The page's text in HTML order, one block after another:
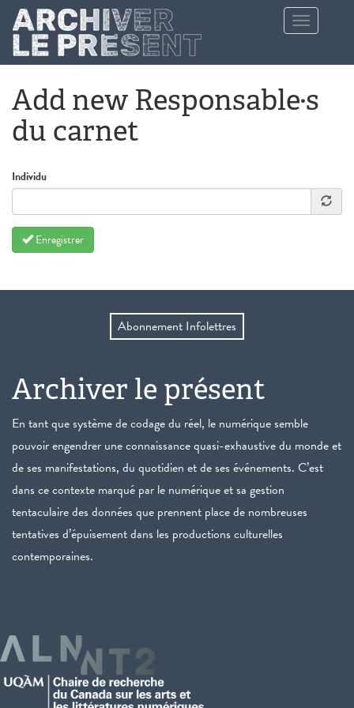
Aller au contenu principal
Toggle
navigation
Add new Responsable·s
du carnet
Individu
Enregistrer
Abonnement Infolettres
Archiver le présent
En tant que système de codage du réel, le numérique semble
pouvoir engendrer une connaissance quasi-exhaustive du monde et
de ses manifestations, du quotidien et de ses événements. C’est
dans ce contexte marqué par le numérique et sa gestion
tentaculaire des données que prennent place de nombreuses
tentatives d’épuisement dans les productions culturelles
contemporaines.